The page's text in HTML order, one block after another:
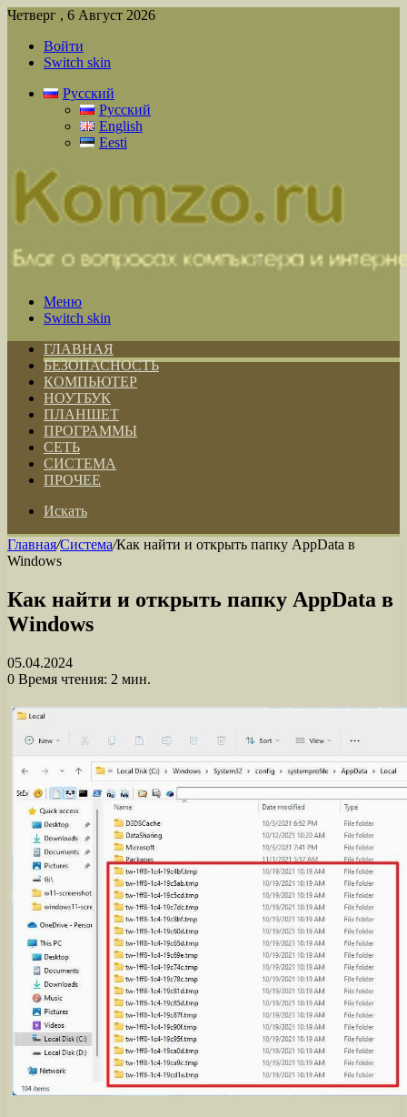
Четверг , 6 Август 2026
Войти
Switch skin
Русский
Русский
English
Eesti
Меню
Switch skin
ГЛАВНАЯ
БЕЗОПАСНОСТЬ
КОМПЬЮТЕР
НОУТБУК
ПЛАНШЕТ
ПРОГРАММЫ
СЕТЬ
СИСТЕМА
ПРОЧЕЕ
Искать
Главная/Система/Как найти и открыть папку AppData в
Windows
Как найти и открыть папку AppData в
Windows
05.04.2024
0 Время чтения: 2 мин.